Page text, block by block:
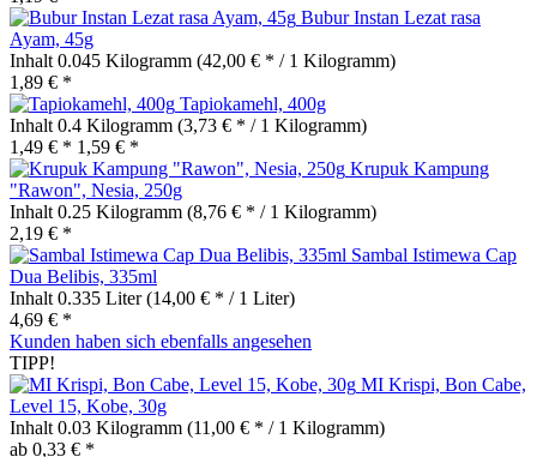
Bubur Instan Lezat rasa
Ayam, 45g
Inhalt 0.045 Kilogramm (42,00 € * / 1 Kilogramm)
1,89 € *
Tapiokamehl, 400g
Inhalt 0.4 Kilogramm (3,73 € * / 1 Kilogramm)
1,49 € * 1,59 € *
Krupuk Kampung
"Rawon", Nesia, 250g
Inhalt 0.25 Kilogramm (8,76 € * / 1 Kilogramm)
2,19 € *
Sambal Istimewa Cap
Dua Belibis, 335ml
Inhalt 0.335 Liter(14,00 € * / 1 Liter)
4,69 € *
Kunden haben sich ebenfalls angesehen
TIPP!
MI Krispi, Bon Cabe,
Level 15, Kobe, 30g
Inhalt 0.03 Kilogramm (11,00 € * / 1 Kilogramm)
ab 0,33 € *